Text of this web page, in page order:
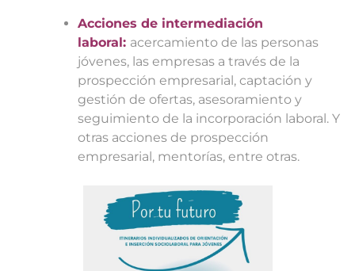
Acciones de intermediación
laboral: acercamiento de las personas
jóvenes, las empresas a través de la
prospección empresarial, captación y
gestión de ofertas, asesoramiento y
seguimiento de la incorporación laboral. Y
otras acciones de prospección
empresarial, mentorías, entre otras.